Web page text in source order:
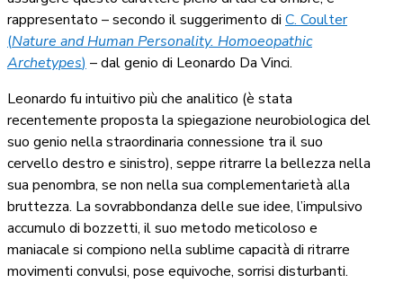
rappresentato – secondo il suggerimento di C. Coulter
(Nature and Human Personality. Homoeopathic
Archetypes) – dal genio di Leonardo Da Vinci.
Leonardo fu intuitivo più che analitico (è stata
recentemente proposta la spiegazione neurobiologica del
suo genio nella straordinaria connessione tra il suo
cervello destro e sinistro), seppe ritrarre la bellezza nella
sua penombra, se non nella sua complementarietà alla
bruttezza. La sovrabbondanza delle sue idee, l’impulsivo
accumulo di bozzetti, il suo metodo meticoloso e
maniacale si compiono nella sublime capacità di ritrarre
movimenti convulsi, pose equivoche, sorrisi disturbanti.